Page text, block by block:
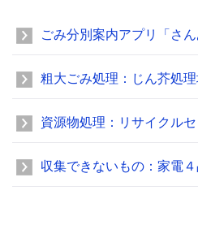
ごみ分別案内アプリ「さ
粗大ごみ処理：じん芥処
資源物処理：リサイクル
収集できないもの：家電